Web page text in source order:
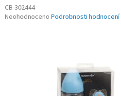
CB-302444
Průměrné
Neohodnoceno Podrobnosti hodnocení